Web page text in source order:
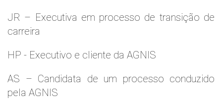
JR – Executiva em processo de transição de
carreira
HP - Executivo e cliente da AGNIS
AS – Candidata de um processo conduzido
pela AGNIS